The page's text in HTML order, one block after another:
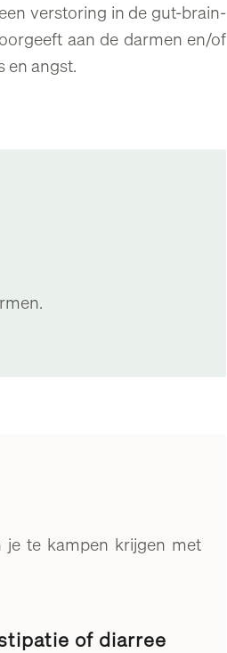
verstoring in de gut-brain-
aan de darmen en/of
en angst.
je te kampen krijgen met
of diarree